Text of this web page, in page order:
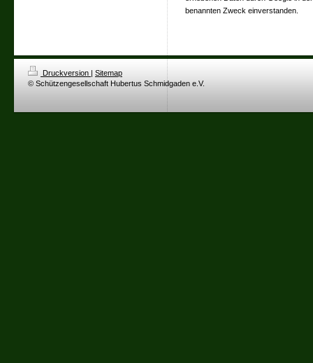
benannten Zweck einverstanden.
Druckversion | Sitemap
© Schützengesellschaft Hubertus Schmidgaden e.V.